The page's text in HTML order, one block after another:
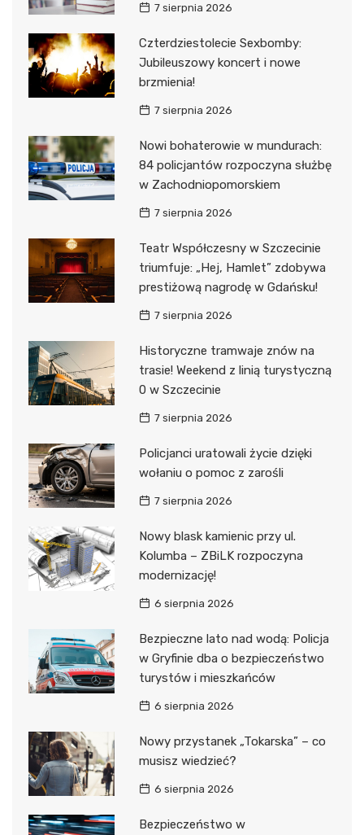
7 sierpnia 2026
Czterdziestolecie Sexbomby:
Jubileuszowy koncert i nowe
brzmienia!
7 sierpnia 2026
Nowi bohaterowie w mundurach:
84 policjantów rozpoczyna służbę
w Zachodniopomorskiem
7 sierpnia 2026
Teatr Współczesny w Szczecinie
triumfuje: „Hej, Hamlet” zdobywa
prestiżową nagrodę w Gdańsku!
7 sierpnia 2026
Historyczne tramwaje znów na
trasie! Weekend z linią turystyczną
0 w Szczecinie
7 sierpnia 2026
Policjanci uratowali życie dzięki
wołaniu o pomoc z zarośli
7 sierpnia 2026
Nowy blask kamienic przy ul.
Kolumba – ZBiLK rozpoczyna
modernizację!
6 sierpnia 2026
Bezpieczne lato nad wodą: Policja
w Gryfinie dba o bezpieczeństwo
turystów i mieszkańców
6 sierpnia 2026
Nowy przystanek „Tokarska” – co
musisz wiedzieć?
6 sierpnia 2026
Bezpieczeństwo w